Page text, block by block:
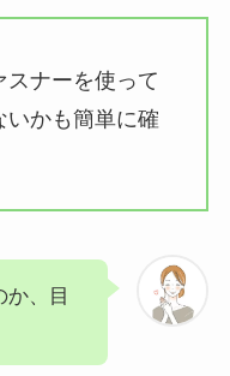
スナーを使って
いかも簡単に確
か、目